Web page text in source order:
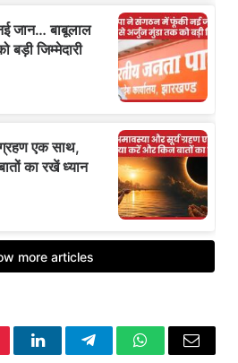
LinkedInTelegramWhatsApp
Email